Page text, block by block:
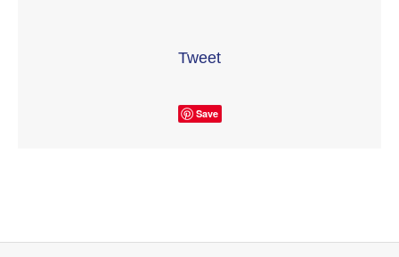
Tweet
Save